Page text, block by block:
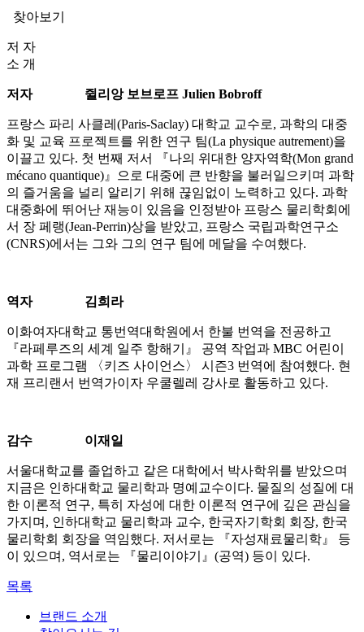
찾아보기
저 자
소 개
저자 쥘리앙 보브로프 Julien Bobroff
프랑스 파리 사클레(Paris-Saclay) 대학교 교수로, 과학의 대중
화 및 교육 프로젝트를 위한 연구 팀(La physique autrement)을
이끌고 있다. 첫 번째 저서 『나의 위대한 양자역학(Mon grand
mécano quantique)』으로 대중에 큰 반향을 불러일으키며 과학
의 즐거움을 널리 알리기 위해 끊임없이 노력하고 있다. 과학
대중화에 뛰어난 재능이 있음을 인정받아 프랑스 물리학회에
서 장 페랭(Jean-Perrin)상을 받았고, 프랑스 국립과학연구소
(CNRS)에서는 그와 그의 연구 팀에 메달을 수여했다.
역자 김희라
이화여자대학교 통번역대학원에서 한불 번역을 전공하고
『라페루즈의 세계 일주 항해기』 공역 작업과 MBC 어린이
과학 프로그램 〈키즈 사이언스〉 시즌3 번역에 참여했다. 현
재 프리랜서 번역가이자 우쿨렐레 강사로 활동하고 있다.
감수 이재일
서울대학교를 졸업하고 같은 대학에서 박사학위를 받았으며
지금은 인하대학교 물리학과 명예교수이다. 물질의 성질에 대
한 이론적 연구, 특히 자성에 대한 이론적 연구에 깊은 관심을
가지며, 인하대학교 물리학과 교수, 한국자기학회 회장, 한국
물리학회 회장을 역임했다. 저서로는 『자성재료물리학』 등
이 있으며, 역서로는 『물리이야기』(공역) 등이 있다.
목록
브랜드 소개